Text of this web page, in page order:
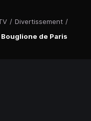
/ Divertissement /
de Paris